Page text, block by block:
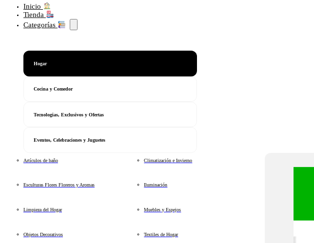
Inicio
Tienda
Categorías
Hogar
Cocina y Comedor
Tecnologias, Exclusivos y Ofertas
Eventos, Celebraciones y Juguetes
Artículos de baño Climatización e Invierno
Esculturas Flores Floreros y Aromas Iluminación
Limpieza del Hogar Muebles y Espejos
Objetos Decorativos Textiles de Hogar